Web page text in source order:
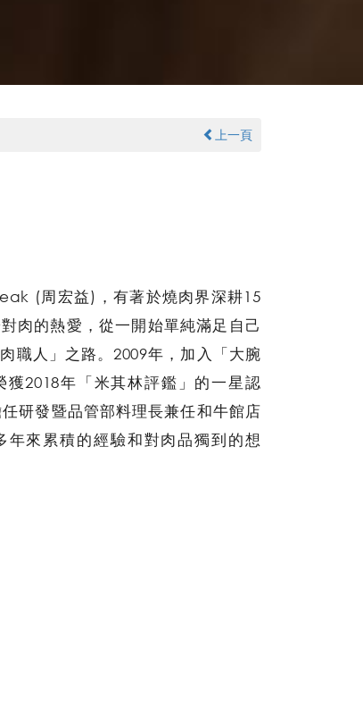
上一頁
(周宏益)，有著於燒肉界深耕15
肉的熱愛，從一開始單純滿足自己
職人」之路。2009年，加入「大腕
2018年「米其林評鑑」的一星認
研發暨品管部料理長兼任和牛館店
來累積的經驗和對肉品獨到的想